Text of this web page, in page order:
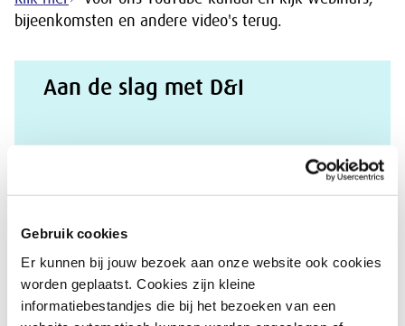
Gebruik cookies
Er kunnen bij jouw bezoek aan onze website ook cookies
worden geplaatst. Cookies zijn kleine
informatiebestandjes die bij het bezoeken van een
bijeenkomsten en andere video's terug.
Aan de slag met D&I
Dimensies van diversiteit